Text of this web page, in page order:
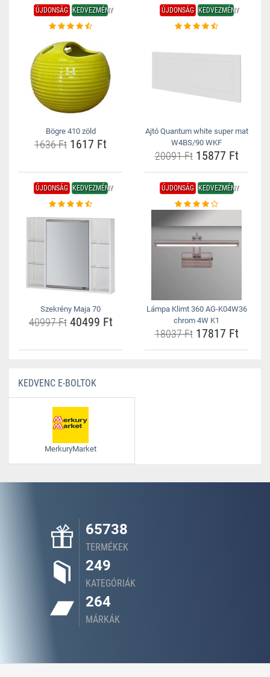
ÚJDONSÁG KEDVEZMÉNY
Bögre 410 zöld
1636 Ft 1617 Ft
ÚJDONSÁG KEDVEZMÉNY
Ajtó Quantum white super mat
W4BS/90 WKF
20091 Ft15877 Ft
ÚJDONSÁG KEDVEZMÉNY
Szekrény Maja 70
40997 Ft40499 Ft
ÚJDONSÁG KEDVEZMÉNY
Lámpa Klimt 360 AG-K04W36
chrom 4W K1
18037 Ft17817 Ft
KEDVENC E-BOLTOK
MerkuryMarket
65738
TERMÉKEK
249
KATEGÓRIÁK
264
MÁRKÁK